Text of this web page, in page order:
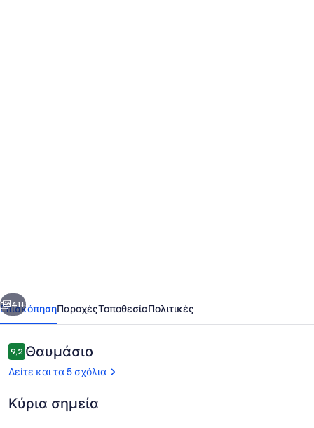
Floriano
Επόμενο
41+
ΕπισκόπησηΠαροχέςΤοποθεσίαΠολιτικές
Σχόλια
9,29,2 στα 10
Θαυμάσιο
Δείτε και τα 5 σχόλια
Κύρια σημεία